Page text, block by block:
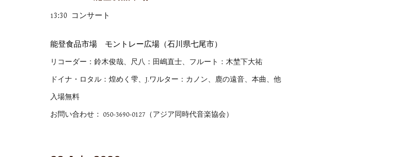
13:30 コンサート
能登食品市場 モントレー広場（石川県七尾市）
リコーダー：鈴木俊哉、尺八：田嶋直士、フルート：木埜下大祐
ドイナ・ロタル：煌めく雫、J.ワルター：カノン、鹿の遠音、本曲、他
入場無料
お問い合わせ： 050-3690-0127（アジア同時代音楽協会）